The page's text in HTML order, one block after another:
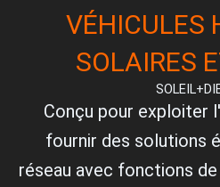
VÉHICULES
SOLAIRES
Conçu pour exploiter
fournir des solutions
réseau avec fonctions